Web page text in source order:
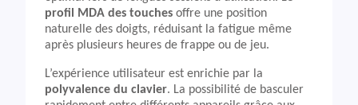
profil MDA des touches offre une position
naturelle des doigts, réduisant la fatigue même
après plusieurs heures de frappe ou de jeu.
L’expérience utilisateur est enrichie par la
polyvalence du clavier. La possibilité de basculer